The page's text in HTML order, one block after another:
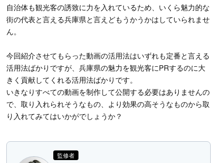
自治体も観光客の誘致に力を入れているため、いくら魅力的な
街の代表と言える兵庫県と言えどもうかうかはしていられませ
ん。
今回紹介させてもらった動画の活用法はいずれも定番と言える
活用法ばかりですが、兵庫県の魅力を観光客にPRするのに大
きく貢献してくれる活用法ばかりです。
いきなりすべての動画を制作して公開する必要はありませんの
で、取り入れられそうなもの、より効果の高そうなものから取
り入れてみてはいかがでしょうか？
監修者